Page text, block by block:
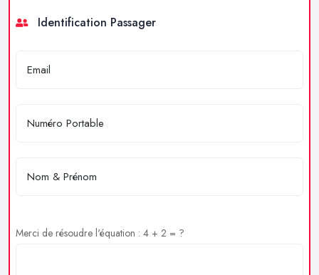
Identification Passager
Merci de résoudre l'équation : 4 + 2 = ?